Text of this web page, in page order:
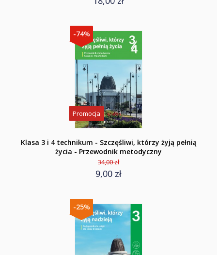
-74%
Promocja
Klasa 3 i 4 technikum - Szczęśliwi, którzy żyją pełnią
życia - Przewodnik metodyczny
34,00 zł
9,00 zł
-25%